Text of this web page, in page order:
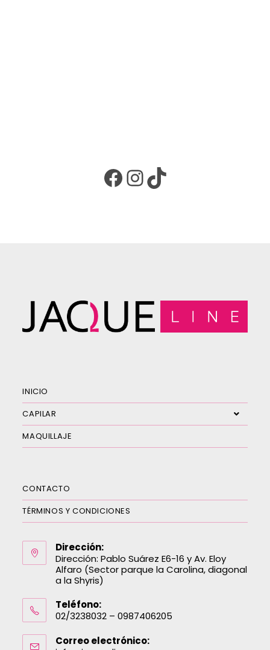
INICIO
CAPILAR
MAQUILLAJE
CONTACTO
TÉRMINOS Y CONDICIONES
Dirección:
Dirección: Pablo Suárez E6-16 y Av. Eloy
Alfaro (Sector parque la Carolina, diagonal
a la Shyris)
Teléfono:
02/3238032 – 0987406205
Correo electrónico: